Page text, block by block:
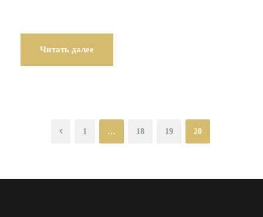
Читать далее
1 … 18 19 20